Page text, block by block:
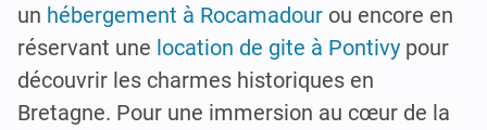
un hébergement à Rocamadour ou encore en
réservant une location de gite à Pontivy pour
découvrir les charmes historiques en
Bretagne. Pour une immersion au cœur de la